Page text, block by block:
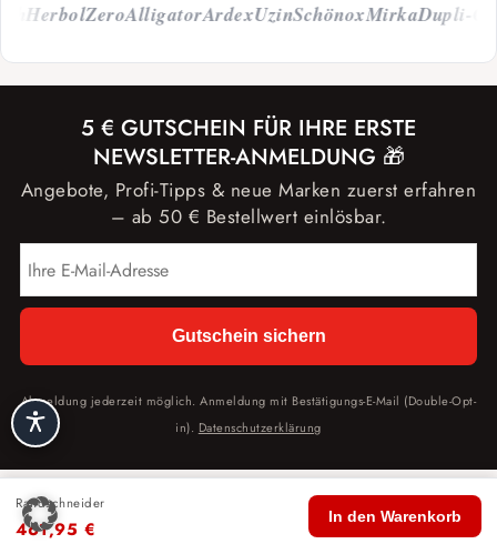
HerbolZeroAlligatorArdexUzinSchönoxMirkaDupli-
Randschneider
461,95 €
In den Warenkorb
5 € GUTSCHEIN FÜR IHRE ERSTE
NEWSLETTER-ANMELDUNG 🎁
Angebote, Profi-Tipps & neue Marken zuerst erfahren
– ab 50 € Bestellwert einlösbar.
Gutschein sichern
Abmeldung jederzeit möglich. Anmeldung mit Bestätigungs-E-Mail (Double-Opt-
in). Datenschutzerklärung
🏠
Start
🛒
Warenkorb
👤
Konto